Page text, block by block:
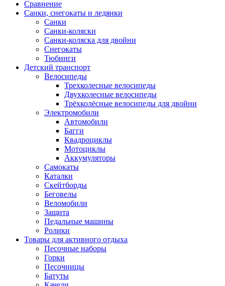
Сравнение
Санки, снегокаты и ледянки
Санки
Санки-коляски
Санки-коляска для двойни
Снегокаты
Тюбинги
Детский транспорт
Велосипеды
Трехколесные велосипеды
Двухколесные велосипеды
Трёхколёсные велосипеды для двойни
Электромобили
Автомобили
Багги
Квадроциклы
Мотоциклы
Аккумуляторы
Самокаты
Каталки
Скейтборды
Беговелы
Веломобили
Защита
Педальные машины
Ролики
Товары для активного отдыха
Песочные наборы
Горки
Песочницы
Батуты